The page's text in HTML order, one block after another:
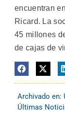
encuentran
Ricard. La
45 millones
de cajas de
Archivado en:
Últimas